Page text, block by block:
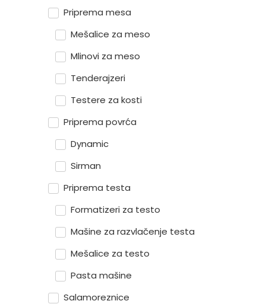
Priprema mesa
Mešalice za meso
Mlinovi za meso
Tenderajzeri
Testere za kosti
Priprema povrća
Dynamic
Sirman
Priprema testa
Formatizeri za testo
Mašine za razvlačenje testa
Mešalice za testo
Pasta mašine
Salamoreznice